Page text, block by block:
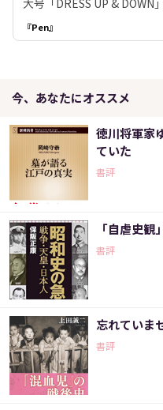
『Pen』
今、あなたにオススメ
徳川将軍家
ていた
書評
「自虐史
書評
忘れていま
書評